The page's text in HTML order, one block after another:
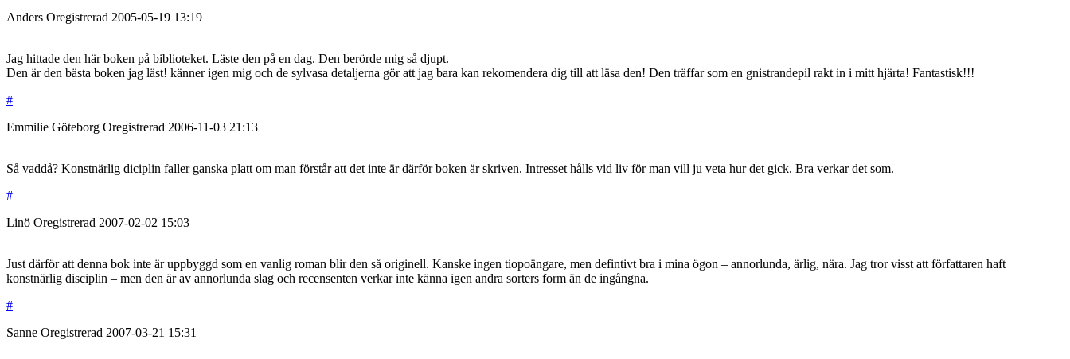
Anders Oregistrerad 2005-05-19 13:19
Jag hittade den här boken på biblioteket. Läste den på en dag. Den berörde mig så djupt.
Den är den bästa boken jag läst! känner igen mig och de sylvasa detaljerna gör att jag bara kan rekomendera dig till att läsa den! Den träffar som en gnistrandepil rakt in i mitt hjärta! Fantastisk!!!
#
Emmilie Göteborg Oregistrerad 2006-11-03 21:13
Så vaddå? Konstnärlig diciplin faller ganska platt om man förstår att det inte är därför boken är skriven. Intresset hålls vid liv för man vill ju veta hur det gick. Bra verkar det som.
#
Linö Oregistrerad 2007-02-02 15:03
Just därför att denna bok inte är uppbyggd som en vanlig roman blir den så originell. Kanske ingen tiopoängare, men defintivt bra i mina ögon – annorlunda, ärlig, nära. Jag tror visst att författaren haft
konstnärlig disciplin – men den är av annorlunda slag och recensenten verkar inte känna igen andra sorters form än de ingångna.
#
Sanne Oregistrerad 2007-03-21 15:31